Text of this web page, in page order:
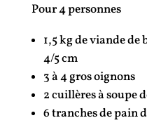
Pour 4 personnes
1,5 kg de viande
4/5 cm
3 à 4 gros oignons
2 cuillères à soupe
6 tranches de pain